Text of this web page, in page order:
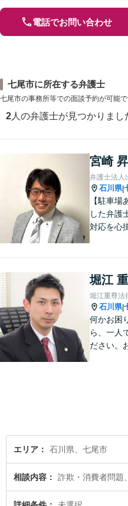
電話でお問い合わせ
七尾市に所在する弁護士
七尾市の事務所等での面談予約が可能で
2 人の弁護士が見つかりまし
宮崎
弁護士法人
石川県|
【駐車
した弁護
対応を心
法的サー
ますので
い申し上
堀江
堀江重尊法
石川県|
何かお困
ら、一人
ださい。
エリア 石川県、七尾市
相談内容 詐欺・消費者問題